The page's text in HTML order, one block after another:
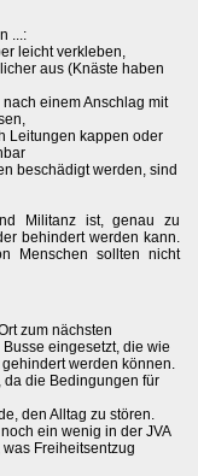
...:
leicht verkleben,
aus (Knäste haben
einem Anschlag mit
Leitungen kappen oder
beschädigt werden, sind
Militanz ist, genau zu
behindert werden kann.
Menschen sollten nicht
zum nächsten
eingesetzt, die wie
werden können.
da die Bedingungen für
den Alltag zu stören.
ein wenig in der JVA
Freiheitsentzug